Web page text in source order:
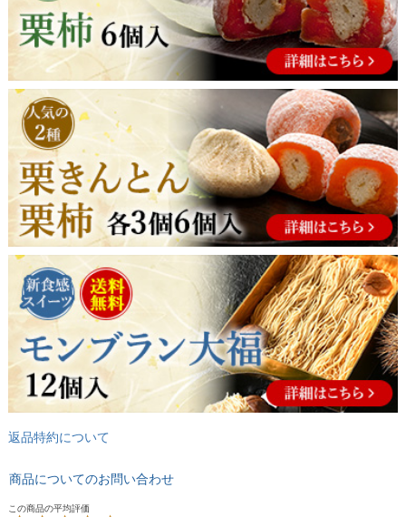
返品特約について
商品についてのお問い合わせ